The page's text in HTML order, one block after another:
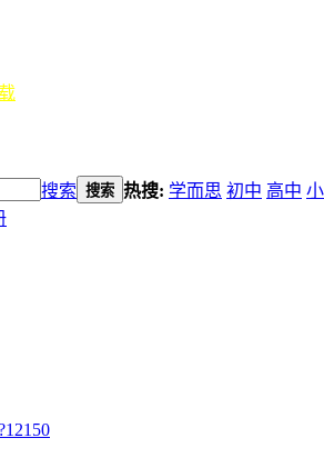
搜索 搜索 热搜: 学而思 初中 高中